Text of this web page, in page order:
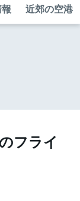
近郊の空港
フライ